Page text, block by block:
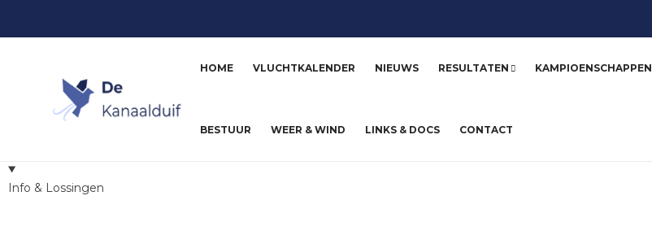
HOME VLUCHTKALENDER NIEUWS RESULTATEN KAMPIOENSCHAPPEN
BESTUUR WEER & WIND LINKS & DOCS CONTACT
Info & Lossingen